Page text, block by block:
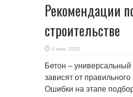
Рекомендации
строительстве
6 мая, 2025
Бетон –
зависят от
Ошибки на этапе